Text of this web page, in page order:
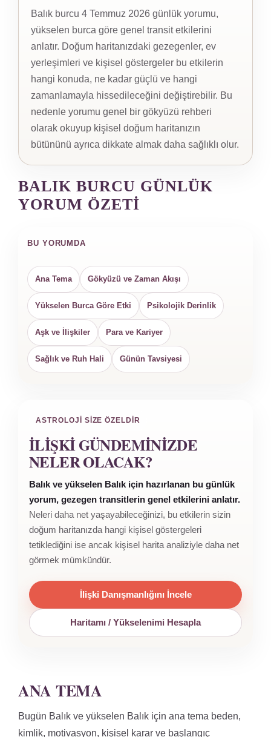
Balık burcu 4 Temmuz 2026 günlük yorumu,
yükselen burca göre genel transit etkilerini
anlatır. Doğum haritanızdaki gezegenler, ev
yerleşimleri ve kişisel göstergeler bu etkilerin
hangi konuda, ne kadar güçlü ve hangi
zamanlamayla hissedileceğini değiştirebilir. Bu
nedenle yorumu genel bir gökyüzü rehberi
olarak okuyup kişisel doğum haritanızın
bütününü ayrıca dikkate almak daha sağlıklı olur.
BALIK BURCU GÜNLÜK
YORUM ÖZETI
BU YORUMDA
Ana Tema Gökyüzü ve Zaman Akışı
Yükselen Burca Göre Etki Psikolojik Derinlik
Aşk ve İlişkiler Para ve Kariyer
Sağlık ve Ruh Hali Günün Tavsiyesi
ASTROLOJI SIZE ÖZELDIR
İLIŞKI GÜNDEMINIZDE
NELER OLACAK?
Balık ve yükselen Balık için hazırlanan bu günlük
yorum, gezegen transitlerin genel etkilerini anlatır.
Neleri daha net yaşayabileceğinizi, bu etkilerin sizin
doğum haritanızda hangi kişisel göstergeleri
tetiklediğini ise ancak kişisel harita analiziyle daha net
görmek mümkündür.
İlişki Danışmanlığını İncele
Haritamı / Yükselenimi Hesapla
ANA TEMA
Bugün Balık ve yükselen Balık için ana tema beden,
kimlik, motivasyon, kişisel karar ve başlangıç